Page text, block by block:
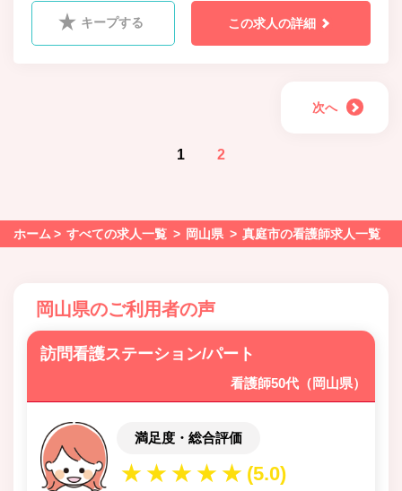
キープする この求人の詳細
次へ
1 2
ホーム すべての求人一覧 岡山県 真庭市の看護師求人一覧
岡山県のご利用者の声
訪問看護ステーション/パート
看護師50代（岡山県）
満足度・総合評価